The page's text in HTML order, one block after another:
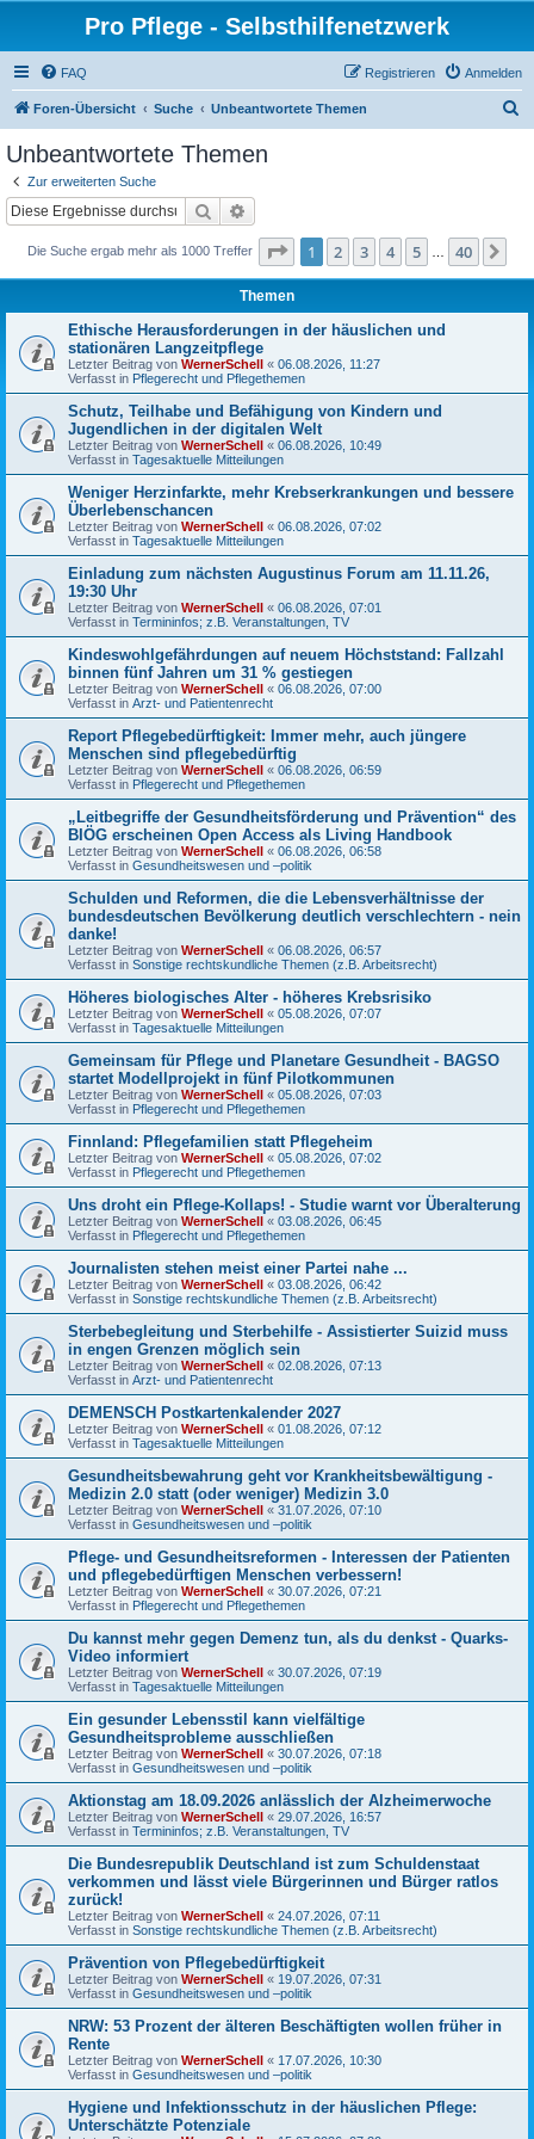
Pro Pflege - Selbsthilfenetzwerk
FAQ Anmelden
Registrieren
Foren-Übersicht Suche Unbeantwortete Themen
Unbeantwortete Themen
Zur erweiterten Suche
Suche
Die Suche ergab mehr als 1000 Treffer Seite 1von 40
1 2 3 4 5 40
Themen
Ethische Herausforderungen in der häuslichen und
stationären Langzeitpflege
Letzter Beitrag von WernerSchell « 06.08.2026, 11:27
Verfasst in Pflegerecht und Pflegethemen
Schutz, Teilhabe und Befähigung von Kindern und
Jugendlichen in der digitalen Welt
Letzter Beitrag von WernerSchell « 06.08.2026, 10:49
Verfasst in Tagesaktuelle Mitteilungen
Weniger Herzinfarkte, mehr Krebserkrankungen und bessere
Überlebenschancen
Letzter Beitrag von WernerSchell « 06.08.2026, 07:02
Verfasst in Tagesaktuelle Mitteilungen
Einladung zum nächsten Augustinus Forum am 11.11.26,
19:30 Uhr
Letzter Beitrag von WernerSchell « 06.08.2026, 07:01
Verfasst in Termininfos; z.B. Veranstaltungen, TV
Kindeswohlgefährdungen auf neuem Höchststand: Fallzahl
binnen fünf Jahren um 31 % gestiegen
Letzter Beitrag von WernerSchell « 06.08.2026, 07:00
Verfasst in Arzt- und Patientenrecht
Report Pflegebedürftigkeit: Immer mehr, auch jüngere
Menschen sind pflegebedürftig
Letzter Beitrag von WernerSchell « 06.08.2026, 06:59
Verfasst in Pflegerecht und Pflegethemen
„Leitbegriffe der Gesundheitsförderung und Prävention“ des
BIÖG erscheinen Open Access als Living Handbook
Letzter Beitrag von WernerSchell « 06.08.2026, 06:58
Verfasst in Gesundheitswesen und –politik
Schulden und Reformen, die die Lebensverhältnisse der
bundesdeutschen Bevölkerung deutlich verschlechtern - nein
danke!
Letzter Beitrag von WernerSchell « 06.08.2026, 06:57
Verfasst in Sonstige rechtskundliche Themen (z.B. Arbeitsrecht)
Höheres biologisches Alter - höheres Krebsrisiko
Letzter Beitrag von WernerSchell « 05.08.2026, 07:07
Verfasst in Tagesaktuelle Mitteilungen
Gemeinsam für Pflege und Planetare Gesundheit - BAGSO
startet Modellprojekt in fünf Pilotkommunen
Letzter Beitrag von WernerSchell « 05.08.2026, 07:03
Verfasst in Pflegerecht und Pflegethemen
Finnland: Pflegefamilien statt Pflegeheim
Letzter Beitrag von WernerSchell « 05.08.2026, 07:02
Verfasst in Pflegerecht und Pflegethemen
Uns droht ein Pflege-Kollaps! - Studie warnt vor Überalterung
Letzter Beitrag von WernerSchell « 03.08.2026, 06:45
Verfasst in Pflegerecht und Pflegethemen
Journalisten stehen meist einer Partei nahe ...
Letzter Beitrag von WernerSchell « 03.08.2026, 06:42
Verfasst in Sonstige rechtskundliche Themen (z.B. Arbeitsrecht)
Sterbebegleitung und Sterbehilfe - Assistierter Suizid muss
in engen Grenzen möglich sein
Letzter Beitrag von WernerSchell « 02.08.2026, 07:13
Verfasst in Arzt- und Patientenrecht
DEMENSCH Postkartenkalender 2027
Letzter Beitrag von WernerSchell « 01.08.2026, 07:12
Verfasst in Tagesaktuelle Mitteilungen
Gesundheitsbewahrung geht vor Krankheitsbewältigung -
Medizin 2.0 statt (oder weniger) Medizin 3.0
Letzter Beitrag von WernerSchell « 31.07.2026, 07:10
Verfasst in Gesundheitswesen und –politik
Pflege- und Gesundheitsreformen - Interessen der Patienten
und pflegebedürftigen Menschen verbessern!
Letzter Beitrag von WernerSchell « 30.07.2026, 07:21
Verfasst in Pflegerecht und Pflegethemen
Du kannst mehr gegen Demenz tun, als du denkst - Quarks-
Video informiert
Letzter Beitrag von WernerSchell « 30.07.2026, 07:19
Verfasst in Tagesaktuelle Mitteilungen
Ein gesunder Lebensstil kann vielfältige
Gesundheitsprobleme ausschließen
Letzter Beitrag von WernerSchell « 30.07.2026, 07:18
Verfasst in Gesundheitswesen und –politik
Aktionstag am 18.09.2026 anlässlich der Alzheimerwoche
Letzter Beitrag von WernerSchell « 29.07.2026, 16:57
Verfasst in Termininfos; z.B. Veranstaltungen, TV
Die Bundesrepublik Deutschland ist zum Schuldenstaat
verkommen und lässt viele Bürgerinnen und Bürger ratlos
zurück!
Letzter Beitrag von WernerSchell « 24.07.2026, 07:11
Verfasst in Sonstige rechtskundliche Themen (z.B. Arbeitsrecht)
Prävention von Pflegebedürftigkeit
Letzter Beitrag von WernerSchell « 19.07.2026, 07:31
Verfasst in Gesundheitswesen und –politik
NRW: 53 Prozent der älteren Beschäftigten wollen früher in
Rente
Letzter Beitrag von WernerSchell « 17.07.2026, 10:30
Verfasst in Gesundheitswesen und –politik
Hygiene und Infektionsschutz in der häuslichen Pflege:
Unterschätzte Potenziale